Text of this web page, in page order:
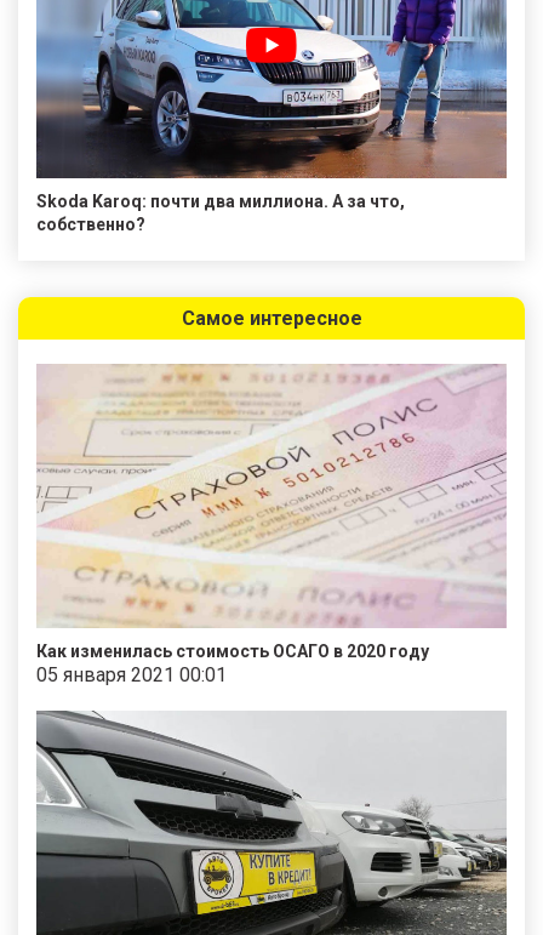
Skoda Karoq: почти два миллиона. А за что,
собственно?
Самое интересное
Как изменилась стоимость ОСАГО в 2020 году
05 января 2021 00:01